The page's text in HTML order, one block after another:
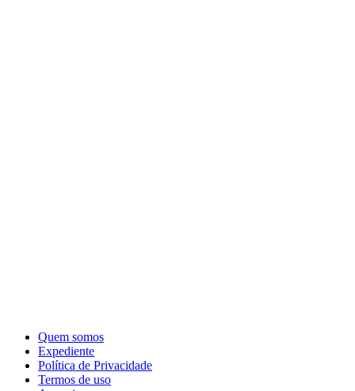
Quem somos
Expediente
Política de Privacidade
Termos de uso